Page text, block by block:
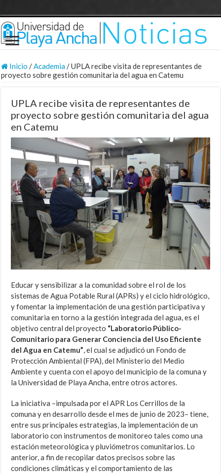
Inicio /Academia/UPLA recibe visita de representantes de
proyecto sobre gestión comunitaria del agua en Catemu
UPLA recibe visita de representantes de
proyecto sobre gestión comunitaria del agua
en Catemu
Educar y sensibilizar a la comunidad sobre el rol de los
sistemas de Agua Potable Rural (APRs) y el ciclo hidrológico,
y fomentar la implementación de una gestión participativa y
comunitaria en torno a la gestión integrada del agua, es el
objetivo central del proyecto “Laboratorio Público-
Comunitario para Generar Conciencia del Uso Eficiente
del Agua en Catemu”, el cual se adjudicó un Fondo de
Protección Ambiental (FPA), del Ministerio del Medio
Ambiente y cuenta con el apoyo del municipio de la comuna y
la Universidad de Playa Ancha, entre otros actores.
La iniciativa –impulsada por el APR Los Cerrillos de la
comuna y en desarrollo desde el mes de junio de 2023– tiene,
entre sus principales estrategias, la implementación de un
laboratorio con instrumentos de monitoreo tales como una
estación meteorológica y pluviómetros comunitarios. Lo
anterior, a fin de recopilar datos precisos sobre las
condiciones climáticas y el comportamiento de las